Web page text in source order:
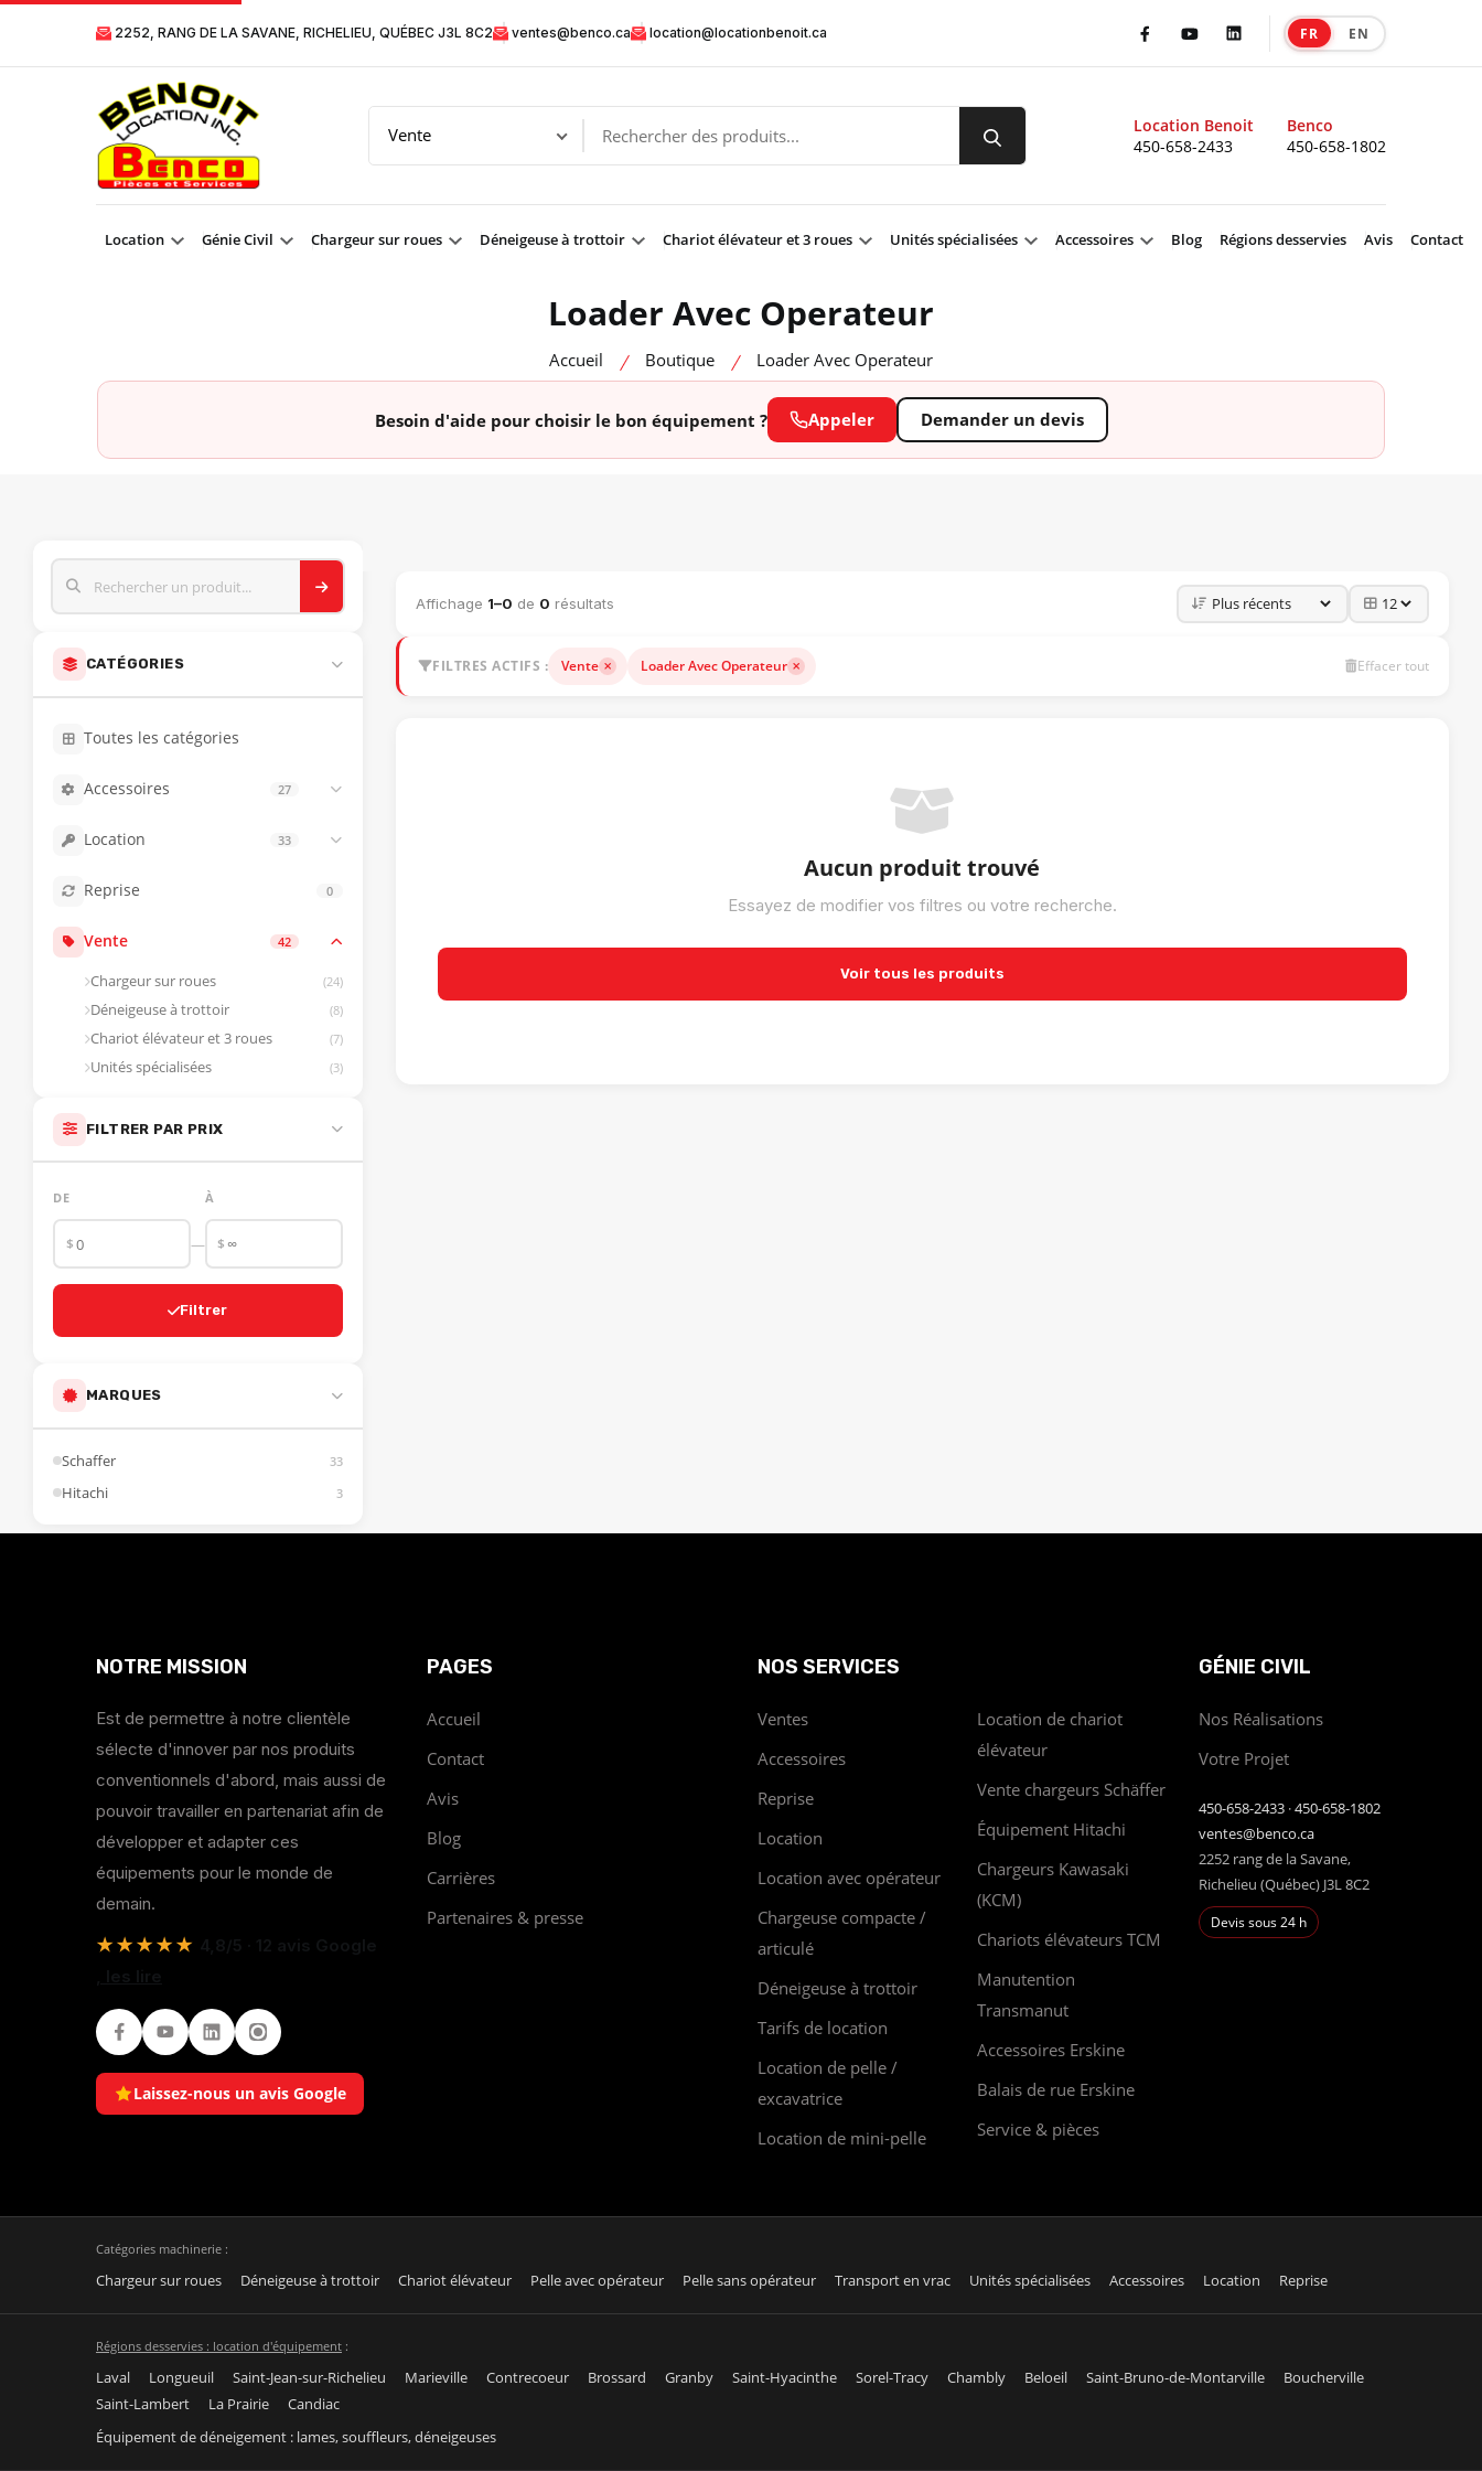
2252, RANG DE LA SAVANE, RICHELIEU, QUÉBEC J3L 8C2 ventes@benco.ca location@locationbenoit.ca FacebookYoutubeLinkedIn FR | EN
Location Benoit
450-658-2433
Benco
450-658-1802
Location Génie Civil Chargeur sur roues Déneigeuse à trottoir Chariot élévateur et 3 roues Unités spécialisées Accessoires Blog Régions desservies Avis Contact
Loader Avec Operateur
Accueil Boutique Loader Avec Operateur
Besoin d'aide pour choisir le bon équipement ? Appeler Demander un devis
CATÉGORIES
Toutes les catégories
Accessoires 27
Balais
Godet / Fourches (3)
Tarière (1)
Souffleur à feuille
Land plane
Souffleur à neige
Planeur
Location 33
Pelle sans opérateur
Loader avec opérateur (5)
Loader sans opérateur
Accessoires loader
Reprise 0
Vente 42
Chargeur sur roues (24)
Déneigeuse à trottoir (8)
Chariot élévateur et 3 roues (7)
Unités spécialisées (3)
FILTRER PAR PRIX
DE
$ —
À
$
Filtrer
MARQUES
Schaffer 33
Hitachi 3
Affichage 1–0 de 0 résultats
FILTRES ACTIFS : Vente Loader Avec Operateur Effacer tout
Aucun produit trouvé
Essayez de modifier vos filtres ou votre recherche.
Voir tous les produits
NOTRE MISSION
Est de permettre à notre clientèle
sélecte d'innover par nos produits
conventionnels d'abord, mais aussi de
pouvoir travailler en partenariat afin de
développer et adapter ces
équipements pour le monde de
demain.
★★★★★
FacebookYoutubeLinkedInInstagram
Laissez-nous un avis Google
PAGES
Accueil
Contact
Avis
Blog
Carrières
Partenaires & presse
NOS SERVICES
Ventes
Accessoires
Reprise
Location
Location avec opérateur
Chargeuse compacte /
articulé
Déneigeuse à trottoir
Tarifs de location
Location de pelle /
excavatrice
Location de mini-pelle
Location de chariot
élévateur
Vente chargeurs Schäffer
Équipement Hitachi
Chargeurs Kawasaki
(KCM)
Chariots élévateurs TCM
Manutention
Transmanut
Accessoires Erskine
Balais de rue Erskine
Service & pièces
GÉNIE CIVIL
Nos Réalisations
Votre Projet
450-658-2433 ·450-658-1802
ventes@benco.ca
2252 rang de la Savane,
Richelieu (Québec) J3L 8C2
Devis sous 24 h
Catégories machinerie :
Chargeur sur roues Déneigeuse à trottoir Chariot élévateur Pelle avec opérateur Pelle sans opérateur Transport en vrac Unités spécialisées Accessoires Location Reprise
Régions desservies : location d'équipement :
Laval Longueuil Saint-Jean-sur-Richelieu Marieville Contrecoeur Brossard Granby Saint-Hyacinthe Sorel-Tracy Chambly Beloeil Saint-Bruno-de-Montarville
Boucherville
Saint-Lambert
La Prairie
Candiac
Équipement de déneigement : lames, souffleurs, déneigeuses